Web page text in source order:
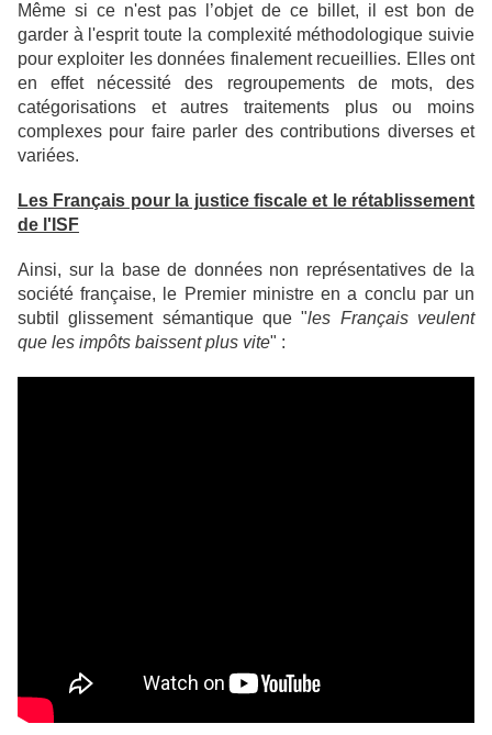
Même si ce n'est pas l’objet de ce billet, il est bon de
garder à l'esprit toute la complexité méthodologique suivie
pour exploiter les données finalement recueillies. Elles ont
en effet nécessité des regroupements de mots, des
catégorisations et autres traitements plus ou moins
complexes pour faire parler des contributions diverses et
variées.
Les Français pour la justice fiscale et le rétablissement
de l'ISF
Ainsi, sur la base de données non représentatives de la
société française, le Premier ministre en a conclu par un
subtil glissement sémantique que "les Français veulent
que les impôts baissent plus vite" :